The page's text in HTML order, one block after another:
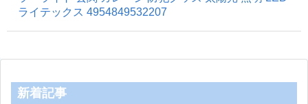
ライテックス 4954849532207
新着記事